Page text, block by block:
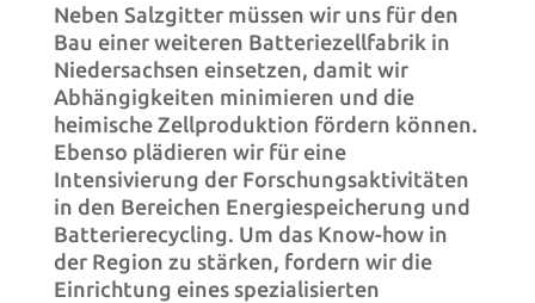
Neben Salzgitter müssen wir uns für den
Bau einer weiteren Batteriezellfabrik in
Niedersachsen einsetzen, damit wir
Abhängigkeiten minimieren und die
heimische Zellproduktion fördern können.
Ebenso plädieren wir für eine
Intensivierung der Forschungsaktivitäten
in den Bereichen Energiespeicherung und
Batterierecycling. Um das Know-how in
der Region zu stärken, fordern wir die
Einrichtung eines spezialisierten